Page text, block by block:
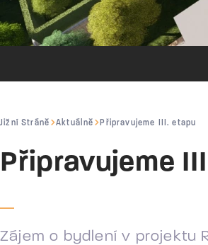
Jižní Stráně Aktuálně Připravujeme III. etapu
Připravujeme
Zájem o bydlení v projektu